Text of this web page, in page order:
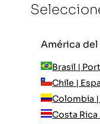
América
Brasil |
Chile |
Colombia |
Costa Rica